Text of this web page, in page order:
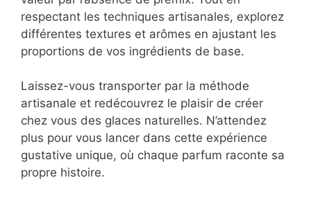
respectant les techniques artisanales, explorez
différentes textures et arômes en ajustant les
proportions de vos ingrédients de base.
Laissez-vous transporter par la méthode
artisanale et redécouvrez le plaisir de créer
chez vous des glaces naturelles. N’attendez
plus pour vous lancer dans cette expérience
gustative unique, où chaque parfum raconte sa
propre histoire.